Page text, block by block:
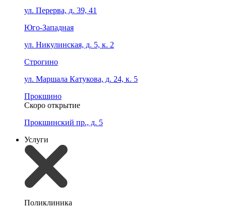
ул. Перерва, д. 39, 41
Юго-Западная
ул. Никулинская, д. 5, к. 2
Строгино
ул. Маршала Катукова, д. 24, к. 5
Прокшино
Скоро открытие
Прокшинский пр., д. 5
Услуги
Поликлиника